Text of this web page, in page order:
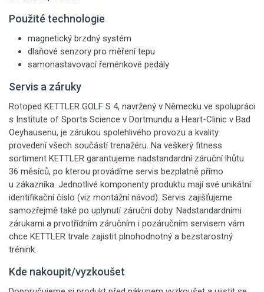
Použité technologie
magnetický brzdný systém
dlaňové senzory pro měření tepu
samonastavovací řeménkové pedály
Servis a záruky
Rotoped KETTLER GOLF S 4, navržený v Německu ve spolupráci
s Institute of Sports Science v Dortmundu a Heart-Clinic v Bad
Oeyhausenu, je zárukou spolehlivého provozu a kvality
provedení všech součástí trenažéru. Na veškerý fitness
sortiment KETTLER garantujeme nadstandardní záruční lhůtu
36 měsíců, po kterou provádíme servis bezplatně přímo
u zákazníka. Jednotlivé komponenty produktu mají své unikátní
identifikační číslo (viz montážní návod). Servis zajišťujeme
samozřejmě také po uplynutí záruční doby. Nadstandardními
zárukami a prvotřídním záručním i pozáručním servisem vám
chce KETTLER trvale zajistit plnohodnotný a bezstarostný
trénink.
Kde nakoupit/vyzkoušet